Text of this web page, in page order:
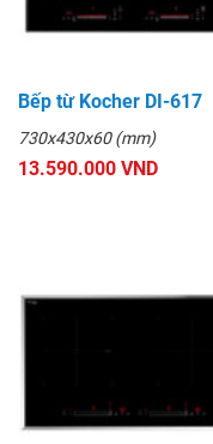
Bếp từ Kocher DI-617
730x430x60 (mm)
13.590.000 VND